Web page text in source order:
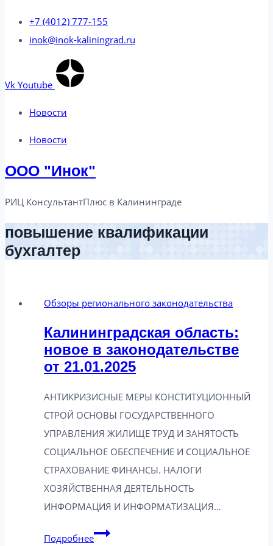
+7 (4012) 777-155
inok@inok-kaliningrad.ru
Vk Youtube
Новости
Новости
ООО "Инок"
РИЦ КонсультантПлюс в Калининграде​
повышение квалификации
бухгалтер
Обзоры регионального законодательства
Калининградская область:
новое в законодательстве
от 21.01.2025
АНТИКРИЗИСНЫЕ МЕРЫ КОНСТИТУЦИОННЫЙ
СТРОЙ ОСНОВЫ ГОСУДАРСТВЕННОГО
УПРАВЛЕНИЯ ЖИЛИЩЕ ТРУД И ЗАНЯТОСТЬ
СОЦИАЛЬНОЕ ОБЕСПЕЧЕНИЕ И СОЦИАЛЬНОЕ
СТРАХОВАНИЕ ФИНАНСЫ. НАЛОГИ
ХОЗЯЙСТВЕННАЯ ДЕЯТЕЛЬНОСТЬ
ИНФОРМАЦИЯ И ИНФОРМАТИЗАЦИЯ…
ПодробнееКалининградская